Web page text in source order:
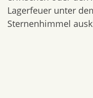
Lagerfeuer unter
Sternenhimmel